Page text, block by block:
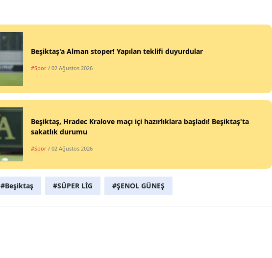
Samsun
Sinop
Trabzon
Tunceli
Beşiktaş'a Alman stoper! Yapılan teklifi duyurdular
#Spor / 02 Ağustos 2026
Beşiktaş, Hradec Kralove maçı içi hazırlıklara başladı! Beşiktaş'ta
sakatlık durumu
#Spor / 02 Ağustos 2026
#Beşiktaş #SÜPER LİG #ŞENOL GÜNEŞ